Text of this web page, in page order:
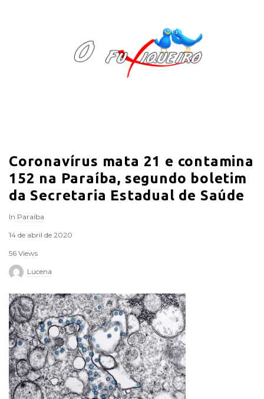
F
q
u
r
o
Coronavírus mata 21 e contamina
152 na Paraíba, segundo boletim
da Secretaria Estadual de Saúde
In Paraíba
14 de abril de 2020
56 Views
Lucena